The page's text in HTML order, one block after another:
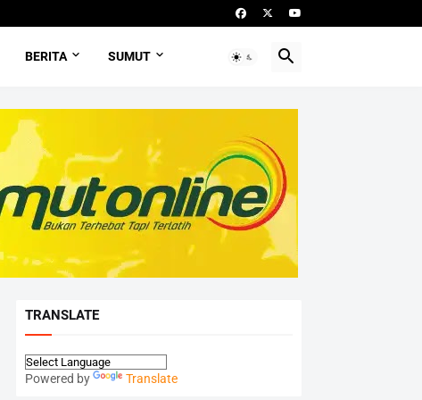
BERITA SUMUT
TRANSLATE
Powered by Translate